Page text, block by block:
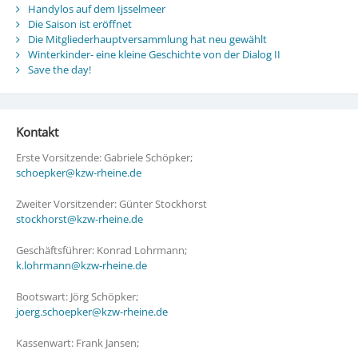
Handylos auf dem Ijsselmeer
Die Saison ist eröffnet
Die Mitgliederhauptversammlung hat neu gewählt
Winterkinder- eine kleine Geschichte von der Dialog II
Save the day!
Kontakt
Erste Vorsitzende: Gabriele Schöpker;
schoepker@kzw-rheine.de
Zweiter Vorsitzender: Günter Stockhorst
stockhorst@kzw-rheine.de
Geschäftsführer: Konrad Lohrmann;
k.lohrmann@kzw-rheine.de
Bootswart: Jörg Schöpker;
joerg.schoepker@kzw-rheine.de
Kassenwart: Frank Jansen;